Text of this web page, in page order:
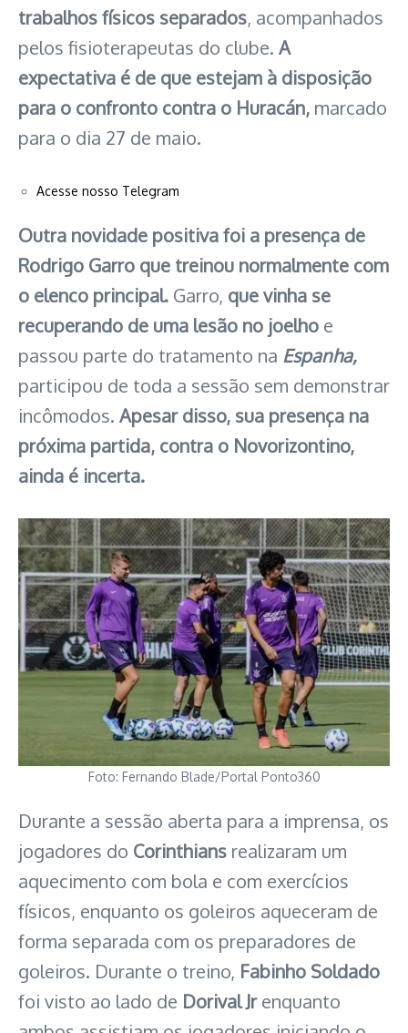
trabalhos físicos separados, acompanhados
pelos fisioterapeutas do clube. A
expectativa é de que estejam à disposição
para o confronto contra o Huracán, marcado
para o dia 27 de maio.
Acesse nosso Telegram
Outra novidade positiva foi a presença de
Rodrigo Garro que treinou normalmente com
o elenco principal. Garro, que vinha se
recuperando de uma lesão no joelho e
passou parte do tratamento na Espanha,
participou de toda a sessão sem demonstrar
incômodos. Apesar disso, sua presença na
próxima partida, contra o Novorizontino,
ainda é incerta.
Foto: Fernando Blade/Portal Ponto360
Durante a sessão aberta para a imprensa, os
jogadores do Corinthians realizaram um
aquecimento com bola e com exercícios
físicos, enquanto os goleiros aqueceram de
forma separada com os preparadores de
goleiros. Durante o treino, Fabinho Soldado
foi visto ao lado de Dorival Jrenquanto